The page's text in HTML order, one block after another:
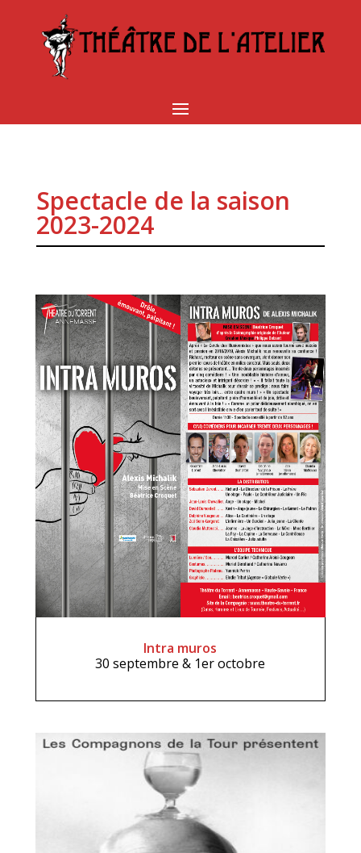
Spectacle de la saison
2023-2024
Intra muros
30 septembre & 1er octobre